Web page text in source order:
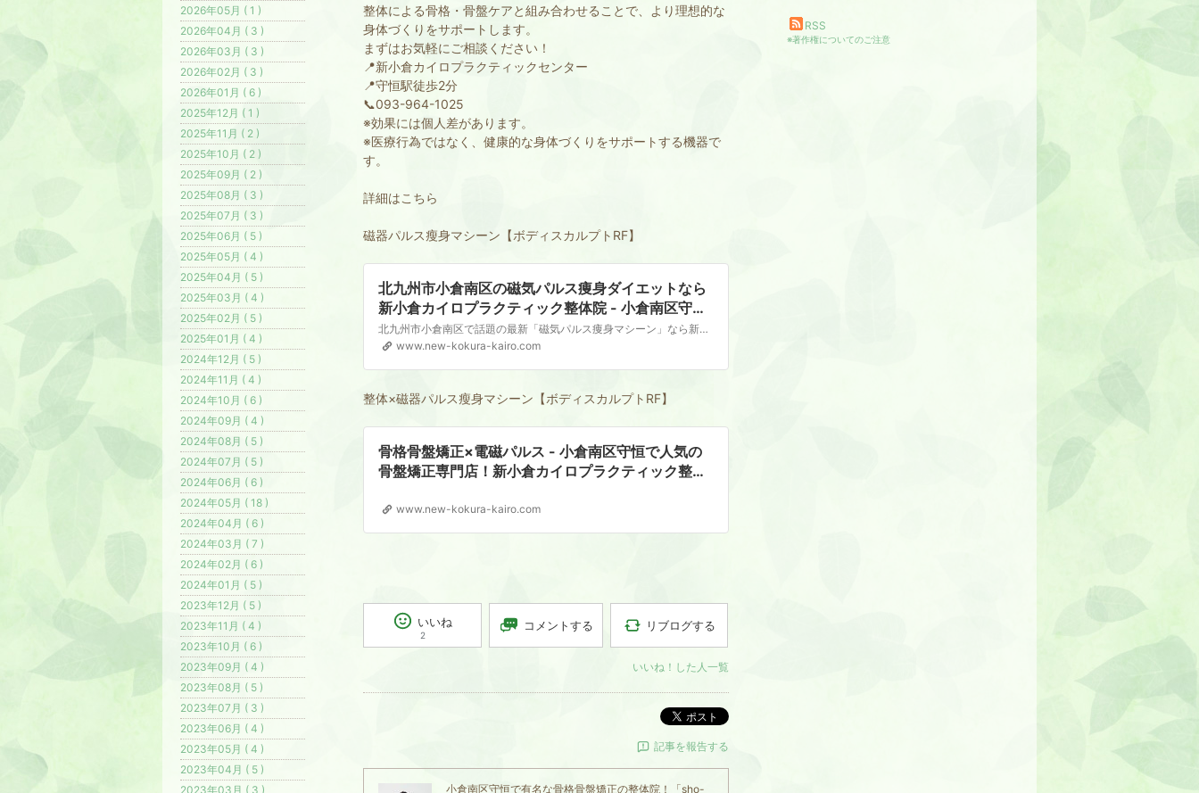
整体による骨格・骨盤ケアと組み合わせることで、より理想的な
身体づくりをサポートします。
まずはお気軽にご相談ください！
📍新小倉カイロプラクティックセンター
📍守恒駅徒歩2分
📞093-964-1025
※効果には個人差があります。
※医療行為ではなく、健康的な身体づくりをサポートする機器で
す。
詳細はこちら
磁器パルス瘦身マシーン【ボディスカルプトRF】
北九州市小倉南区の磁気パルス痩身ダイエットなら
新小倉カイロプラクティック整体院 - 小倉南区守恒
で人気の骨盤矯正専門店！新小倉カイロプラクティ
ック整体院
北九州市小倉南区で話題の最新「磁気パルス痩身マシーン」なら新小倉カイロプラクティック整体院へ。服を着たまま30分寝ているだけで、従来のEMSでは届かない深層筋肉と脂肪へ同時にアプローチします。ジムが続かない方のダイエットや産後太りの体型戻しにおすすめです。
www.new-kokura-kairo.com
整体×磁器パルス瘦身マシーン【ボディスカルプトRF】
骨格骨盤矯正×電磁パルス - 小倉南区守恒で人気の
骨盤矯正専門店！新小倉カイロプラクティック整体
www.new-kokura-kairo.com
いいね
2
コメントする リブログする
いいね！した人一覧
ポスト
記事を報告する
小倉南区守恒で有名な骨格骨盤矯正の整体院！「sho-
RSS
※著作権についてのご注意
2026年05月 ( 1 )
2026年04月 ( 3 )
2026年03月 ( 3 )
2026年02月 ( 3 )
2026年01月 ( 6 )
2025年12月 ( 1 )
2025年11月 ( 2 )
2025年10月 ( 2 )
2025年09月 ( 2 )
2025年08月 ( 3 )
2025年07月 ( 3 )
2025年06月 ( 5 )
2025年05月 ( 4 )
2025年04月 ( 5 )
2025年03月 ( 4 )
2025年02月 ( 5 )
2025年01月 ( 4 )
2024年12月 ( 5 )
2024年11月 ( 4 )
2024年10月 ( 6 )
2024年09月 ( 4 )
2024年08月 ( 5 )
2024年07月 ( 5 )
2024年06月 ( 6 )
2024年05月 ( 18 )
2024年04月 ( 6 )
2024年03月 ( 7 )
2024年02月 ( 6 )
2024年01月 ( 5 )
2023年12月 ( 5 )
2023年11月 ( 4 )
2023年10月 ( 6 )
2023年09月 ( 4 )
2023年08月 ( 5 )
2023年07月 ( 3 )
2023年06月 ( 4 )
2023年05月 ( 4 )
2023年04月 ( 5 )
2023年03月 ( 3 )